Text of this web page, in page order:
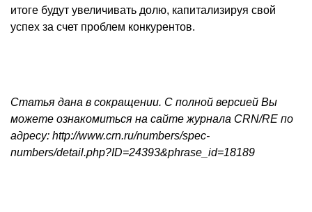
итоге будут увеличивать долю, капитализируя свой
успех за счет проблем конкурентов.
Статья дана в сокращении. С полной версией Вы
можете ознакомиться на сайте журнала CRN/RЕ по
адресу: http://www.crn.ru/numbers/spec-
numbers/detail.php?ID=24393&phrase_id=18189